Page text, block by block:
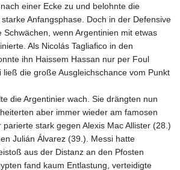
LBP
103531.946431
LKR 387.745291
LRD 209.896866
LSL 18.648909
LTL 3.413768
LYD 7.358849
MAD 10.757887
MDL 20.102303
MGA 4982.944983
MKD 61.70777
MMK 2427.367709
einer Ecke zu und belohnte die
Anfangsphase. Doch in der Defensive
Schwächen, wenn Argentinien mit etwas
Als Nicolás Tagliafico in den
ihn Haissem Hassan nur per Foul
ließ die große Ausgleichschance vom Punkt
die Argentinier wach. Sie drängten nun
aber immer wieder am famosen
parierte stark gegen Alexis Mac Allister (28.)
Julián Álvarez (39.). Messi hatte
aus der Distanz an den Pfosten
fand kaum Entlastung, verteidigte